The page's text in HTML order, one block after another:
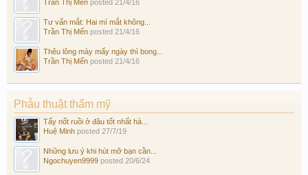
Trần Thị Mến posted 21/4/16
Tư vấn mắt: Hai mí mắt không...
Trần Thị Mến posted 21/4/16
Thêu lông mày mấy ngày thì bong...
Trần Thị Mến posted 21/4/16
Phẫu thuật thẩm mỹ
Tẩy nốt ruồi ở đâu tốt nhất hà...
Huệ Minh posted 27/7/19
Những lưu ý khi hút mỡ bạn cần...
Ngochuyen9999 posted 20/6/24